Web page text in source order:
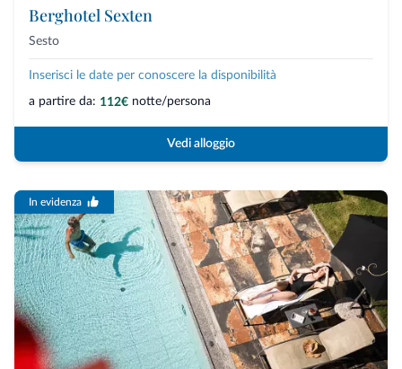
Berghotel Sexten
Sesto
Inserisci le date per conoscere la disponibilità
a partire da: 112€ notte/persona
Vedi alloggio
In evidenza